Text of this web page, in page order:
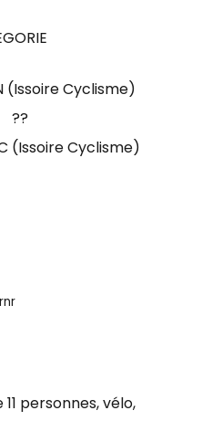
(Issoire Cyclisme)
??
(Issoire Cyclisme)